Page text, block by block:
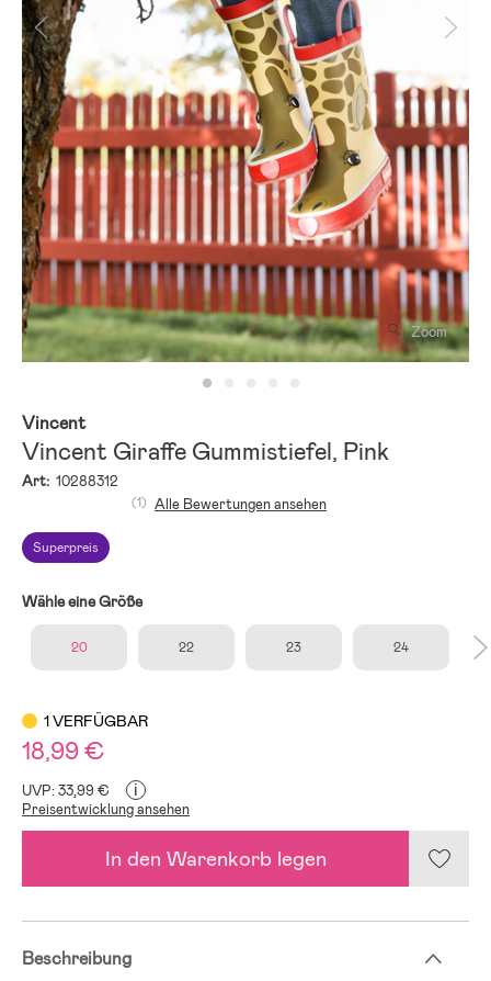
Zoom
Vincent
Vincent Giraffe Gummistiefel, Pink
Art: 10288312
Superpreis
(1) Alle Bewertungen ansehen
Wähle eine Größe
20 22 23 24
1 VERFÜGBAR
18,99 €
UVP: 33,99 € i
Preisentwicklung ansehen
In den Warenkorb legen
Beschreibung